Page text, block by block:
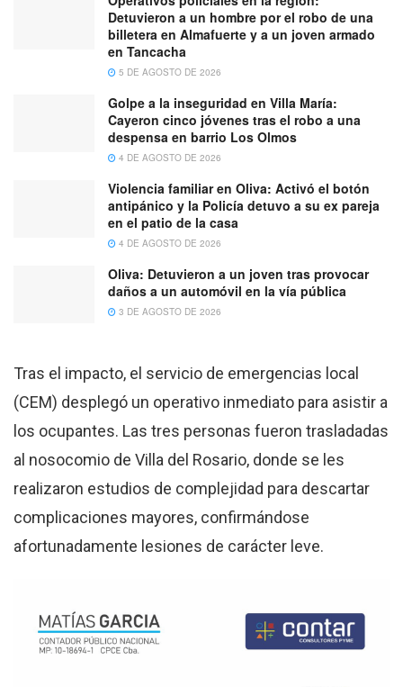
Detuvieron a un hombre por el robo de una
billetera en Almafuerte y a un joven armado
en Tancacha
5 DE AGOSTO DE 2026
Golpe a la inseguridad en Villa María:
Cayeron cinco jóvenes tras el robo a una
despensa en barrio Los Olmos
4 DE AGOSTO DE 2026
Violencia familiar en Oliva: Activó el botón
antipánico y la Policía detuvo a su ex pareja
en el patio de la casa
4 DE AGOSTO DE 2026
Oliva: Detuvieron a un joven tras provocar
daños a un automóvil en la vía pública
3 DE AGOSTO DE 2026
Tras el impacto, el servicio de emergencias local
(CEM) desplegó un operativo inmediato para asistir a
los ocupantes. Las tres personas fueron trasladadas
al nosocomio de Villa del Rosario, donde se les
realizaron estudios de complejidad para descartar
complicaciones mayores, confirmándose
afortunadamente lesiones de carácter leve.